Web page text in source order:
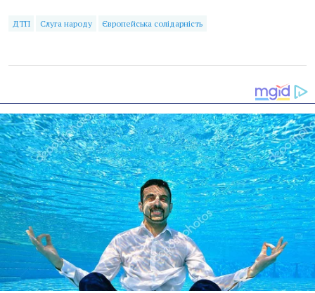
ДТП Слуга народу Європейська солідарність